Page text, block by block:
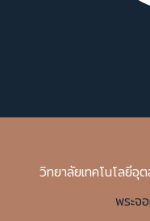
วิทยาลัยเทคโนโลยีอุ
พระจ